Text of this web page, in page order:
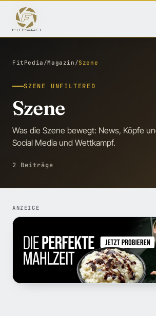
FitPedia /Magazin /Szene
SZENE UNFILTERED
Szene
Was die Szene bewegt: News, Köpfe
Social Media und Wettkampf.
2 Beiträge
ANZEIGE